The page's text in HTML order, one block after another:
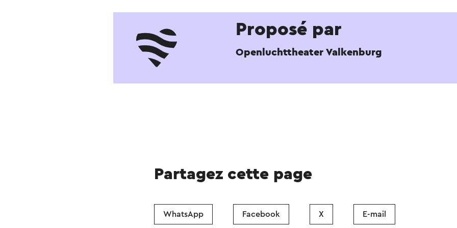
Proposé par
Openluchttheater Valkenburg
Partagez cette page
WhatsApp Facebook X E-mail